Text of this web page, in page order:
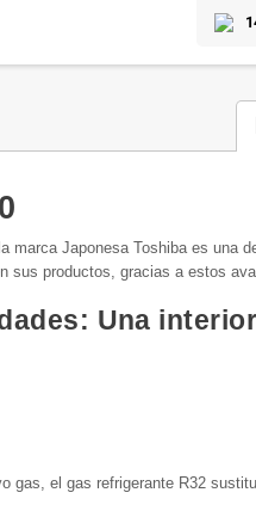
marca Japonesa Toshiba es
sus productos, gracias a estos
Una
gas, el gas refrigerante R32